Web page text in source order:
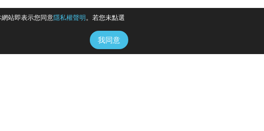
站即表示您同意隱私權聲明。若您未點選
我同意